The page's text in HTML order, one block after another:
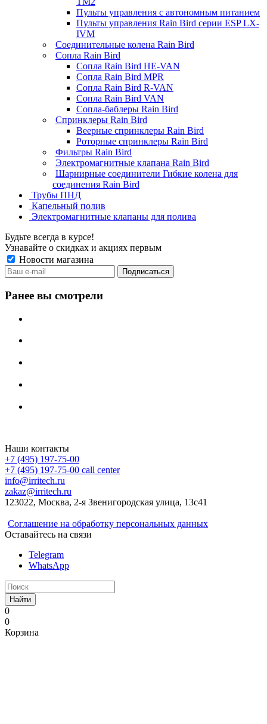
Пульты управления с автономным питанием
Пульты управления Rain Bird серии ESP LX-
IVM
Соединительные колена Rain Bird
Сопла Rain Bird
Сопла Rain Bird HE-VAN
Сопла Rain Bird MPR
Сопла Rain Bird R-VAN
Сопла Rain Bird VAN
Сопла-баблеры Rain Bird
Спринклеры Rain Bird
Веерные спринклеры Rain Bird
Роторные спринклеры Rain Bird
Фильтры Rain Bird
Электромагнитные клапана Rain Bird
Шарнирные соединители Гибкие колена для
соединения Rain Bird
Трубы ПНД
Капельный полив
Электромагнитные клапаны для полива
Будьте всегда в курсе!
Узнавайте о скидках и акциях первым
Новости магазина
Ранее вы смотрели
Наши контакты
+7 (495) 197-75-00
+7 (495) 197-75-00 call center
info@irritech.ru
zakaz@irritech.ru
123022, Москва, 2-я Звенигородская улица, 13с41
Соглашение на обработку персональных данных
Оставайтесь на связи
Telegram
WhatsApp
Найти
0
0
Корзина